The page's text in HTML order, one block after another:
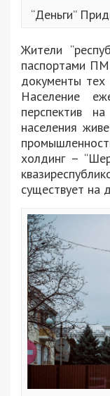
“Деньги”
Жители
паспортами
документы тех
Население
перспектив
населения
холдинг –
существует на